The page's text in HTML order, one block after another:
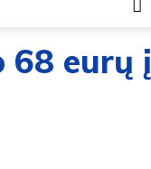
68 eurų į